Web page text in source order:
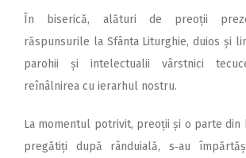
În biserică, alături de preoții
răspunsurile la Sfânta Liturghie, duios și
parohii și intelectualii vârstnici
reînâlnirea cu ierarhul nostru.
La momentul potrivit, preoții și o parte din
pregătiți după rânduială, s‑au